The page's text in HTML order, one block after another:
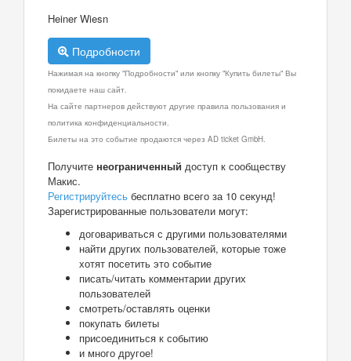
Heiner Wiesn
Подробности
Нажимая на кнопку "Подробности" или кнопку "Купить билеты" Вы
покидаете наш сайт.
На сайте партнеров действуют другие правила пользования и
политика конфиденциальности.
Билеты на это событие продаются через AD ticket GmbH.
Получите неограниченный доступ к сообществу
Макис.
Регистрируйтесь бесплатно всего за 10 секунд!
Зарегистрированные пользователи могут:
договариваться с другими пользователями
найти других пользователей, которые тоже
хотят посетить это событие
писать/читать комментарии других
пользователей
смотреть/оставлять оценки
покупать билеты
присоединиться к событию
и много другое!